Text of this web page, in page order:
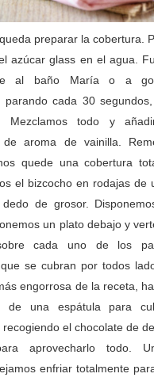
preparar la cobertura.
azúcar glass en el agua.
al baño María o a
parando cada 30
Mezclamos todo y
de aroma de vainilla.
quede una cobertura
el bizcocho en rodajas de
de grosor.
un plato debajo y
cada uno de los
se cubran por todos
engorrosa de la receta,
de una espátula para
recogiendo el chocolate de
aprovecharlo todo.
enfriar totalmente